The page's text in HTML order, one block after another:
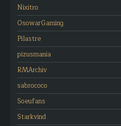
Nixitro
OsowarGaming
Pilastre
pizusmania
RMArchiv
sabrococo
Soeufans
Starkvind